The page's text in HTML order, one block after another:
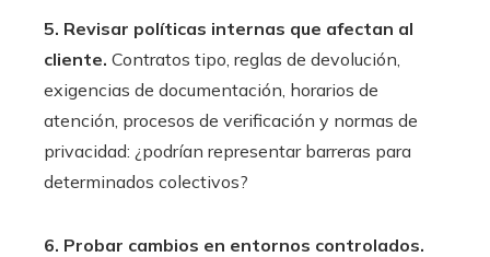
5. Revisar políticas internas que afectan al
cliente. Contratos tipo, reglas de devolución,
exigencias de documentación, horarios de
atención, procesos de verificación y normas de
privacidad: ¿podrían representar barreras para
determinados colectivos?
6. Probar cambios en entornos controlados.